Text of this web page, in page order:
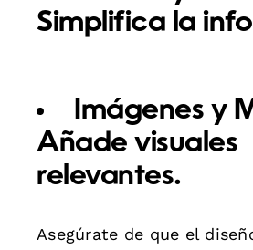
Simplifica la
Imágenes y
Añade visuales
relevantes.
Asegúrate de que el